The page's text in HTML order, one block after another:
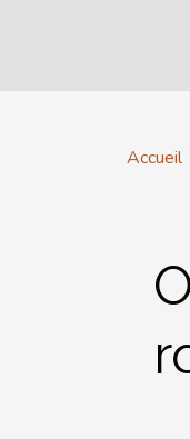
Accueil